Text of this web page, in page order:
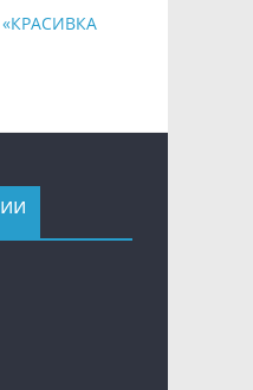
«КРАСИВКА